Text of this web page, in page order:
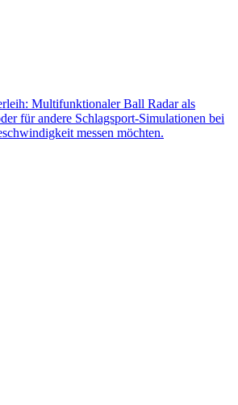
Multifunktionaler Ball Radar als
für andere Schlagsport-Simulationen bei
messen möchten.